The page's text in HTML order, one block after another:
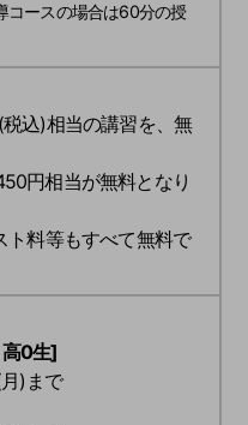
コースの場合は60分の授
込)相当の講習を、無
円相当が無料となり
ト料等もすべて無料で
0生]
)まで